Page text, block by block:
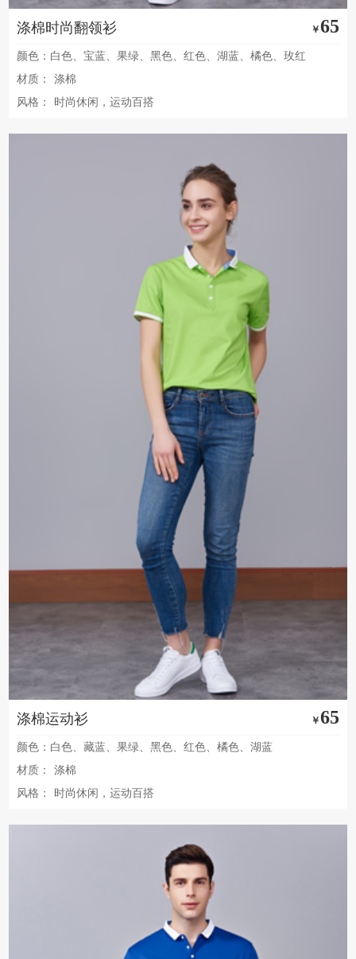
涤棉时尚翻领衫 ￥65
颜色：白色、宝蓝、果绿、黑色、红色、湖蓝、橘色、玫红
材质：
涤棉
风格：
时尚休闲，运动百搭
涤棉运动衫 ￥65
颜色：白色、藏蓝、果绿、黑色、红色、橘色、湖蓝
材质：
涤棉
风格：
时尚休闲，运动百搭